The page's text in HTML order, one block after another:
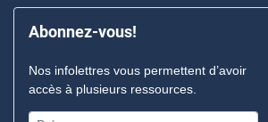
Abonnez-vous!
Nos infolettres vous permettent d’avoir
accès à plusieurs ressources.